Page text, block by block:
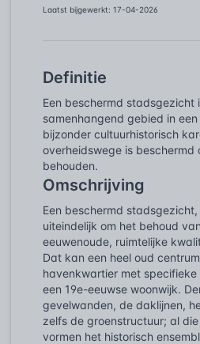
Laatst bijgewerkt: 17-04-2026
Definitie
Een beschermd stadsgezicht
samenhangend gebied in
bijzonder cultuurhistorisch
overheidswege is
behouden.
Omschrijving
Een beschermd
uiteindelijk om het behoud
eeuwenoude, ruimtelijke
Dat kan een heel oud
havenkwartier met
een 19e-eeuwse woonwijk.
gevelwanden, de daklijnen,
zelfs de groenstructuur; al
vormen het historisch